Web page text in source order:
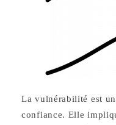
La vulnérabilité est
confiance. Elle